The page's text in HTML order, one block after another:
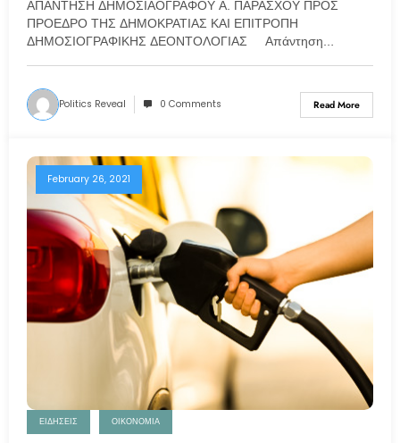
Δεοντολογίας
ΑΠΑΝΤΗΣΗ ΔΗΜΟΣΙΑΟΓΡΑΦΟΥ Α. ΠΑΡΑΣΧΟΥ ΠΡΟΣ
ΠΡΟΕΔΡΟ ΤΗΣ ΔΗΜΟΚΡΑΤΙΑΣ ΚΑΙ ΕΠΙΤΡΟΠΗ
ΔΗΜΟΣΙΟΓΡΑΦΙΚΗΣ ΔΕΟΝΤΟΛΟΓΙΑΣ Απάντηση…
Politics Reveal 0 Comments Read More
February 26, 2021
ΕΙΔΗΣΕΙΣ ΟΙΚΟΝΟΜΙΑ